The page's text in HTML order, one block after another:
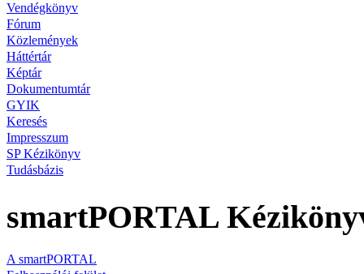
Vendégkönyv
Fórum
Közlemények
Háttértár
Képtár
Dokumentumtár
GYIK
Keresés
Impresszum
SP Kézikönyv
Tudásbázis
smartPORTAL
A smartPORTAL